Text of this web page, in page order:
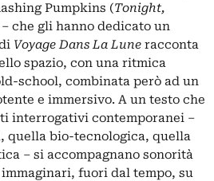
Pumpkins (Tonight,
– che gli hanno dedicato un
Voyage Dans La Lune racconta
spazio, con una ritmica
school, combinata però ad un
e immersivo. A un testo che
interrogativi contemporanei –
quella bio-tecnologica, quella
– si accompagnano sonorità
fuori dal tempo, su